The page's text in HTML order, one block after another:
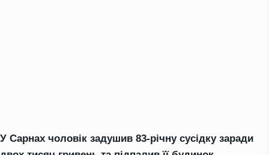
У Сарнах чоловік задушив 83-річну сусідку заради